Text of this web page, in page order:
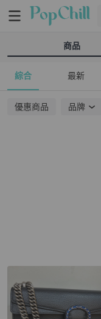
商品
綜合 最新
優惠商品 品牌